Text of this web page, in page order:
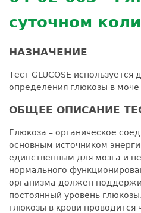
суточном
НАЗНАЧЕНИЕ
Тест GLUCOSE используется
определения глюкозы в моче
ОБЩЕЕ ОПИСАНИЕ
Глюкоза – органическое
основным источником
единственным для мозга и
нормального
организма должен
постоянный уровень
глюкозы в крови проводится